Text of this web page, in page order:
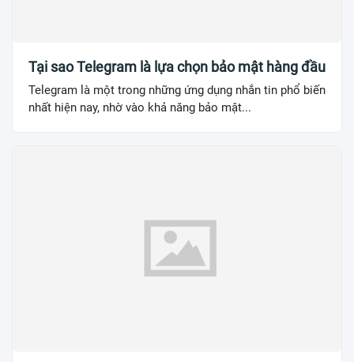
Tại sao Telegram là lựa chọn bảo mật hàng đầu
Telegram là một trong những ứng dụng nhắn tin phổ biến
nhất hiện nay, nhờ vào khả năng bảo mật...